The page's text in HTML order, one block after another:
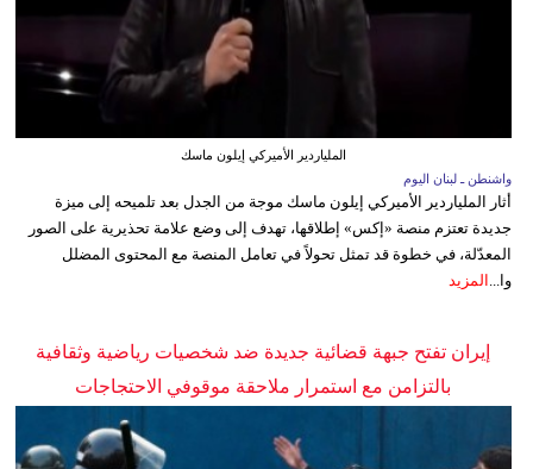
الملياردير الأميركي إيلون ماسك
واشنطن ـ لبنان اليوم
أثار الملياردير الأميركي إيلون ماسك موجة من الجدل بعد تلميحه إلى ميزة
جديدة تعتزم منصة «إكس» إطلاقها، تهدف إلى وضع علامة تحذيرية على الصور
المعدّلة، في خطوة قد تمثل تحولاً في تعامل المنصة مع المحتوى المضلل
وا... المزيد
إيران تفتح جبهة قضائية جديدة ضد شخصيات رياضية وثقافية
بالتزامن مع استمرار ملاحقة موقوفي الاحتجاجات